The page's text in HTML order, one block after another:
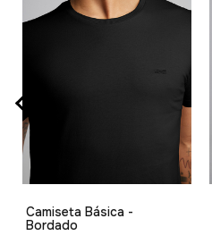
Camiseta Básica -
Bordado